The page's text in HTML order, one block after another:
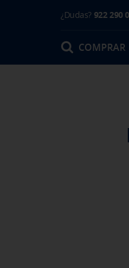
¿Dudas? 922 290
COMPRAR